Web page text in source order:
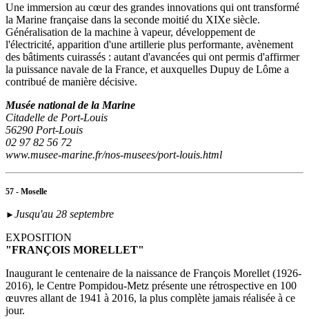
Une immersion au cœur des grandes innovations qui ont transformé
la Marine française dans la seconde moitié du XIXe siècle.
Généralisation de la machine à vapeur, développement de
l'électricité, apparition d'une artillerie plus performante, avènement
des bâtiments cuirassés : autant d'avancées qui ont permis d'affirmer
la puissance navale de la France, et auxquelles Dupuy de Lôme a
contribué de manière décisive.
Musée national de la Marine
Citadelle de Port-Louis
56290 Port-Louis
02 97 82 56 72
www.musee-marine.fr/nos-musees/port-louis.html
57 - Moselle
► Jusqu'au 28 septembre
EXPOSITION
"FRANÇOIS MORELLET"
Inaugurant le centenaire de la naissance de François Morellet (1926-
2016), le Centre Pompidou-Metz présente une rétrospective en 100
œuvres allant de 1941 à 2016, la plus complète jamais réalisée à ce
jour.